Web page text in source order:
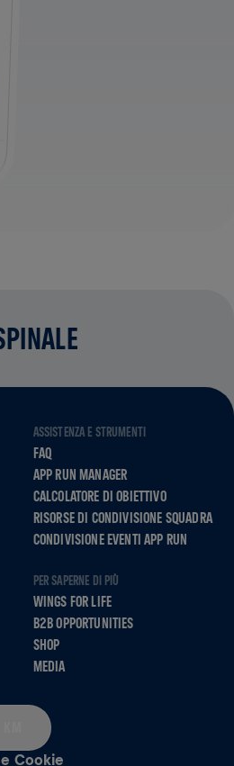
ASSISTENZA E STRUMENTI
FAQ
APP RUN MANAGER
CALCOLATORE DI OBIETTIVO
RISORSE DI CONDIVISIONE SQUADRA
CONDIVISIONE EVENTI APP RUN
PER SAPERNE DI PIÙ
WINGS FOR LIFE
B2B OPPORTUNITIES
SHOP
MEDIA
Cookie